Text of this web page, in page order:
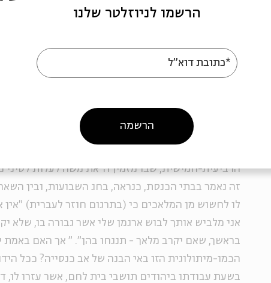
אך האם באמת יש לתלות את הפרשנות הכמו-
כנסייה? ככל הידוע לנו, נעזר הירונימוס בשעת
אשר עזרו לו, דרך משל, לתעתק לאותיות לטיניות שמות
ההגייה שלהם. חוקרים עמדו על כך שמסורת ההגייה
עממי-מקומי של בני האזור. האם אפשר לאור זאת לומר
הירונימוס היא מסורת עממית ששמע מבני שיחו
ראיה לאפשרות זו אפשר למצוא בפיוט ארמי קדום, בן
הרביעית-חמישית, שבו מזמין ה' את משה לעלות לסיני
זה נאמר בבתי הכנסת, כנראה, בחג השבועות, ובין
לו לחשוש מן המלאכים כי (בתרגום חוזר לעברית)
אני מלביש אותך לבוש ארגמן שלי אשר גבורה בו, שלא
בראשך, שאם יקרב מלאך - תנגחו בהן". " אך האם באמת
הכמו-מיתולוגית הזו באי הבנה של אב כנסייה? ככל
בשעת עבודתו ביהודים תושבי בית לחם, אשר עזרו לו,
הרשמו לניוזלטר שלנו
*כתובת דוא"ל
הרשמה